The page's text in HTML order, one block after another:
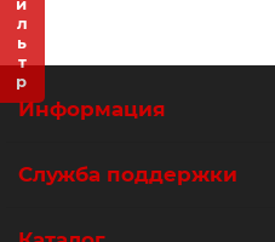
Ролики и колёса
Магниты удерживающие
Конвейерные компоненты
Фильтр
Информация
Служба поддержки